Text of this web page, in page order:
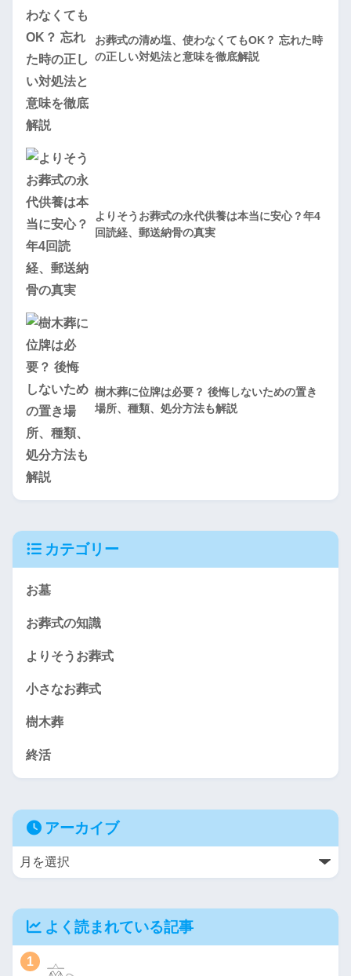
お葬式の清め塩、使わなくてもOK？ 忘れた時
の正しい対処法と意味を徹底解説
よりそうお葬式の永代供養は本当に安心？年4
回読経、郵送納骨の真実
樹木葬に位牌は必要？ 後悔しないための置き
場所、種類、処分方法も解説
カテゴリー
お墓
お葬式の知識
よりそうお葬式
小さなお葬式
樹木葬
終活
アーカイブ
よく読まれている記事
1